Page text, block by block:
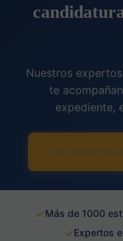
Nuestros
te
expediente,
✓Más de 1000
✓Expertos